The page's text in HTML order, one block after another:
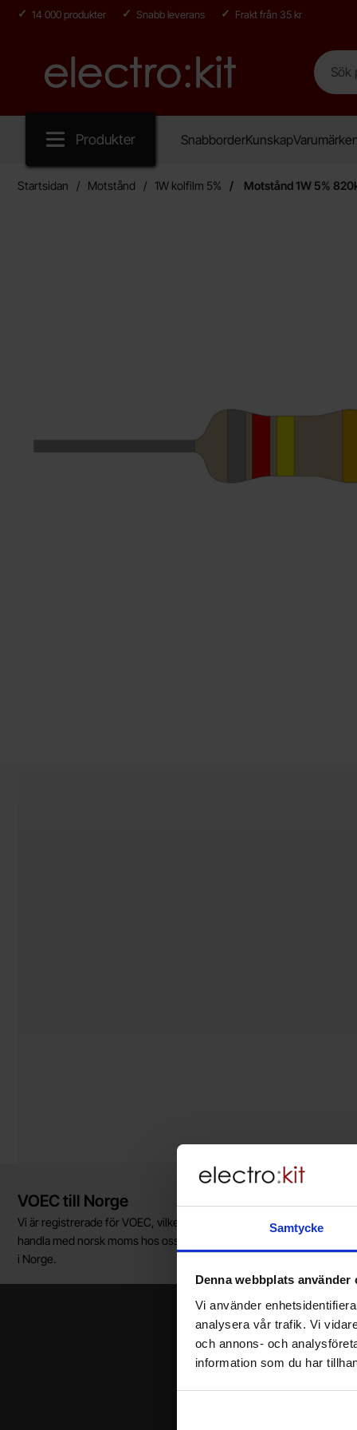
Samtycke
Denna webbplats använder
Vi använder
analysera vår trafik. Vi
och annons- och
information som du har
14 000 produkter Snabb leverans Frakt från 35 kr
Startsidan för Electro:kit
Sök
Sök på
Produkter SnabborderKunskap
Startsidan Motstånd 1W kolfilm 5% Motstånd 1W 5%
Kort allmän information
VOEC till Norge
Vi är registrerade för VOEC, vilket innebär at våra norska kunder kan
handla med norsk moms hos oss, och slipper avgifter för införtullning
i Norge.